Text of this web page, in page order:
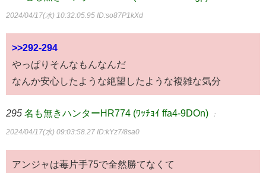
2024/04/17(水) 10:32:05.95 ID:so87P1kXd
>>292-294
やっぱりそんなもんなんだ
なんか安心したような絶望したような複雑な気分
295 名も無きハンターHR774 (ﾜｯﾁｮｲ ffa4-9DOn) ：
2024/04/17(水) 09:03:58.27 ID:kYz7/8sa0
アンジャは毒片手75で全然勝てなくて